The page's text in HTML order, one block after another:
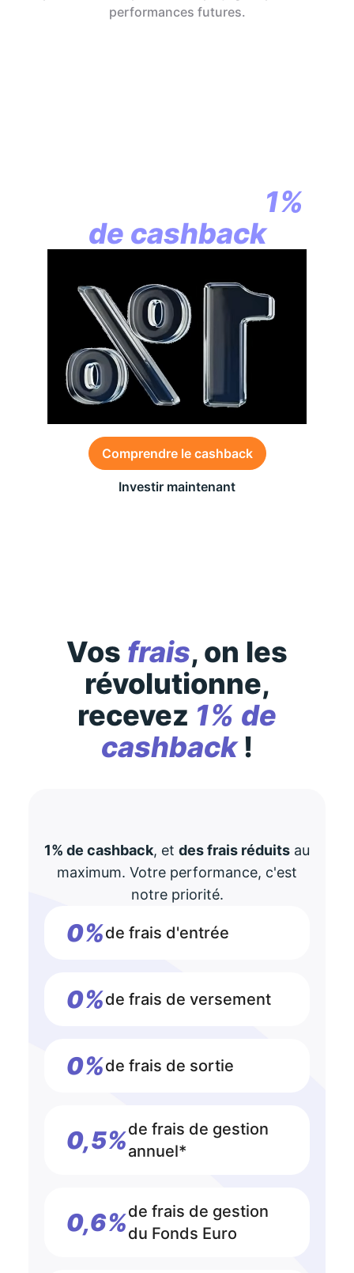
performances futures.
1%
de cashback
Comprendre le cashback
Investir maintenant
Vos frais, on les
révolutionne,
recevez 1% de
cashback!
1% de cashback, et des frais réduits au
maximum. Votre performance, c'est
notre priorité.
0%de frais d'entrée
0%de frais de versement
0%de frais de sortie
0,5%de frais de gestion
annuel*
0,6%de frais de gestion
du Fonds Euro